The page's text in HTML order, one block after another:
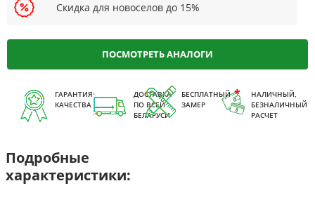
Скидка для новоселов до 15%
ПОСМОТРЕТЬ АНАЛОГИ
ГАРАНТИЯ
КАЧЕСТВА
ДОСТАВКА
ПО ВСЕЙ
БЕЛАРУСИ
БЕСПЛАТНЫЙ
ЗАМЕР
НАЛИЧНЫЙ,
БЕЗНАЛИЧНЫЙ
РАСЧЕТ
Подробные
характеристики: